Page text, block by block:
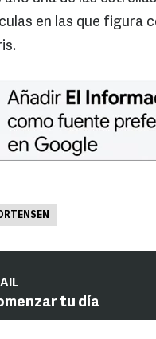
en las que figura
tu día